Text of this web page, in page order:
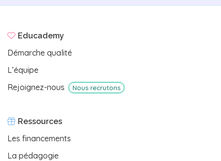
Educademy
Démarche qualité
L’équipe
Rejoignez-nous
Nous recrutons
Ressources
Les financements
La pédagogie